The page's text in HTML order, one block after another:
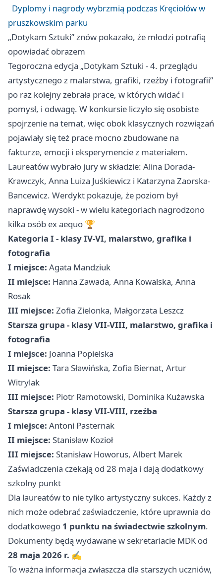
Dyplomy i nagrody wybrzmią podczas Kręciołów w
pruszkowskim parku
„Dotykam Sztuki” znów pokazało, że młodzi potrafią
opowiadać obrazem
Tegoroczna edycja „Dotykam Sztuki - 4. przeglądu
artystycznego z malarstwa, grafiki, rzeźby i fotografii”
po raz kolejny zebrała prace, w których widać i
pomysł, i odwagę. W konkursie liczyło się osobiste
spojrzenie na temat, więc obok klasycznych rozwiązań
pojawiały się też prace mocno zbudowane na
fakturze, emocji i eksperymencie z materiałem.
Laureatów wybrało jury w składzie: Alina Dorada-
Krawczyk, Anna Luiza Juśkiewicz i Katarzyna Zaorska-
Bancewicz. Werdykt pokazuje, że poziom był
naprawdę wysoki - w wielu kategoriach nagrodzono
kilka osób ex aequo 🏆
Kategoria I - klasy IV-VI, malarstwo, grafika i
fotografia
I miejsce: Agata Mandziuk
II miejsce: Hanna Zawada, Anna Kowalska, Anna
Rosak
III miejsce: Zofia Zielonka, Małgorzata Leszcz
Starsza grupa - klasy VII-VIII, malarstwo, grafika i
fotografia
I miejsce: Joanna Popielska
II miejsce: Tara Sławińska, Zofia Biernat, Artur
Witrylak
III miejsce: Piotr Ramotowski, Dominika Kużawska
Starsza grupa - klasy VII-VIII, rzeźba
I miejsce: Antoni Pasternak
II miejsce: Stanisław Kozioł
III miejsce: Stanisław Howorus, Albert Marek
Zaświadczenia czekają od 28 maja i dają dodatkowy
szkolny punkt
Dla laureatów to nie tylko artystyczny sukces. Każdy z
nich może odebrać zaświadczenie, które uprawnia do
dodatkowego 1 punktu na świadectwie szkolnym.
Dokumenty będą wydawane w sekretariacie MDK od
28 maja 2026 r. ✍️
To ważna informacja zwłaszcza dla starszych uczniów,